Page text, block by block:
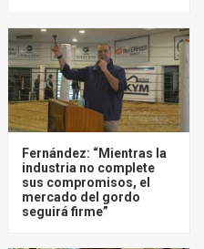
Fernández: “Mientras la
industria no complete
sus compromisos, el
mercado del gordo
seguirá firme”